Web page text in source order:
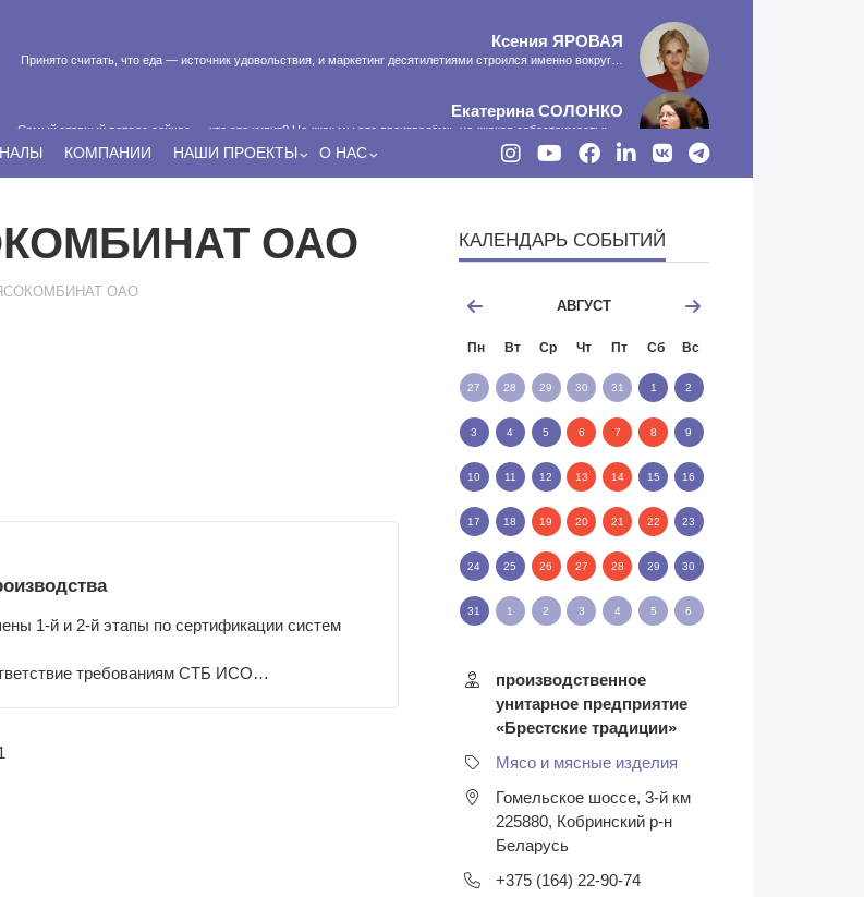
Ксения ЯРОВАЯ
Принято считать, что еда — источник удовольствия, и маркетинг десятилетиями строился именно вокруг…
Екатерина СОЛОНКО
Самый главный вопрос сейчас — кто это купит? Не «как мы это произведём», не «какая себестоимость»,…
СергейЛЯШКО
МНЕНИЕ
КОМПАНИИ НАШИ ПРОЕКТЫ О НАС
ОАО
ОАО
1-й и 2-й этапы по сертификации систем
требованиям СТБ ИСО…
КАЛЕНДАРЬ СОБЫТИЙ
АВГУСТ
Пн Вт Ср Чт Пт Сб Вс
27 28 29 30 31 1 2
3 4 5 6 7 8 9
10 11 12 13 14 15 16
17 18 19 20 21 22 23
24 25 26 27 28 29 30
31 1 2 3 4 5 6
производственное
унитарное предприятие
«Брестские традиции»
Мясо и мясные изделия
Гомельское шоссе, 3-й км
225880, Кобринский р-н
Беларусь
+375 (164) 22-90-74